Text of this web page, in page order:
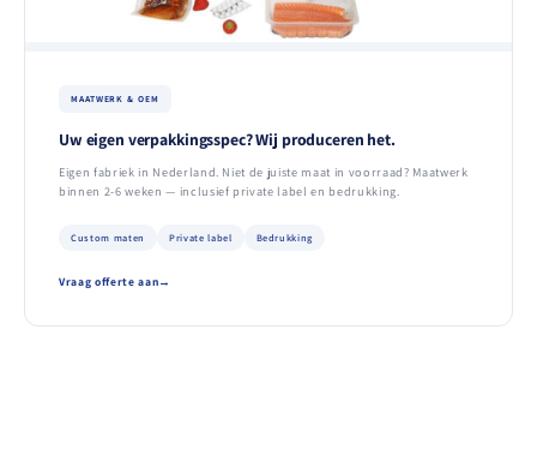
MAATWERK & OEM
Uw eigen verpakkingsspec? Wij produceren het.
Eigen fabriek in Nederland. Niet de juiste maat in voorraad? Maatwerk
binnen 2-6 weken — inclusief private label en bedrukking.
Custom maten Private label Bedrukking
Vraag offerte aan